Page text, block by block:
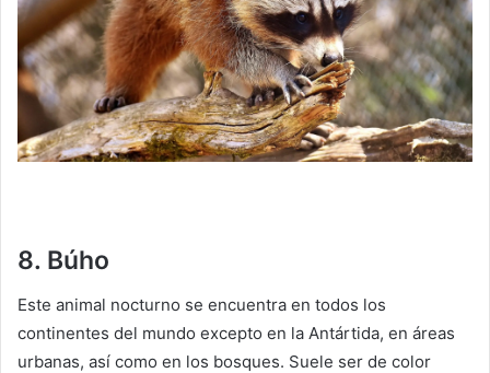
8. Búho
Este animal nocturno se encuentra en todos los
continentes del mundo excepto en la Antártida, en áreas
urbanas, así como en los bosques. Suele ser de color